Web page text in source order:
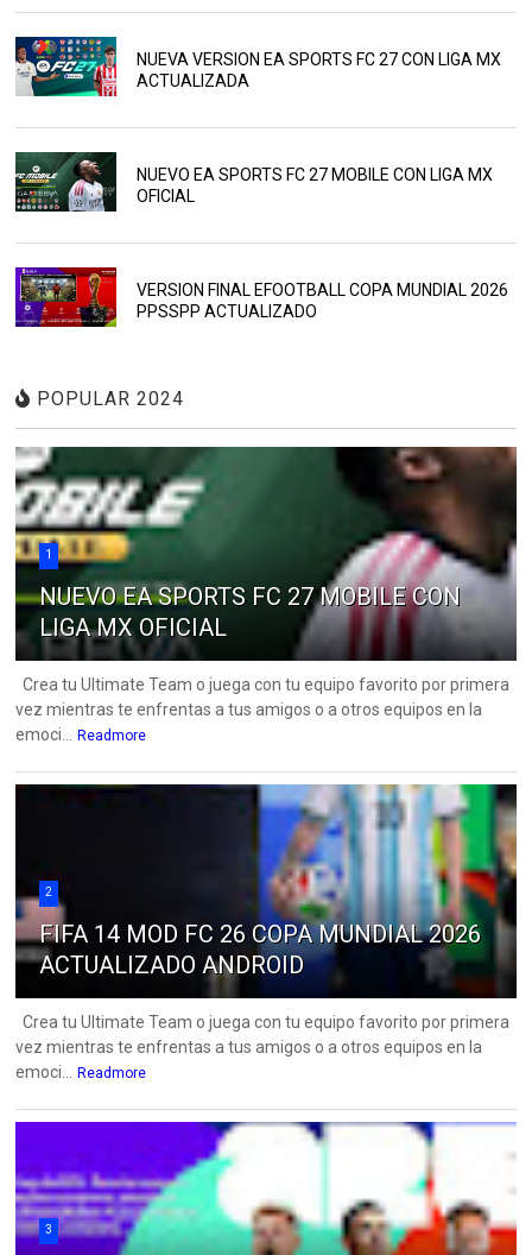
NUEVA VERSION EA SPORTS FC 27 CON LIGA MX
ACTUALIZADA
NUEVO EA SPORTS FC 27 MOBILE CON LIGA MX
OFICIAL
VERSION FINAL EFOOTBALL COPA MUNDIAL 2026
PPSSPP ACTUALIZADO
POPULAR 2024
1
NUEVO EA SPORTS FC 27 MOBILE CON
LIGA MX OFICIAL
Crea tu Ultimate Team o juega con tu equipo favorito por primera
vez mientras te enfrentas a tus amigos o a otros equipos en la
emoci...
Readmore
2
FIFA 14 MOD FC 26 COPA MUNDIAL 2026
ACTUALIZADO ANDROID
Crea tu Ultimate Team o juega con tu equipo favorito por primera
vez mientras te enfrentas a tus amigos o a otros equipos en la
emoci...
Readmore
3